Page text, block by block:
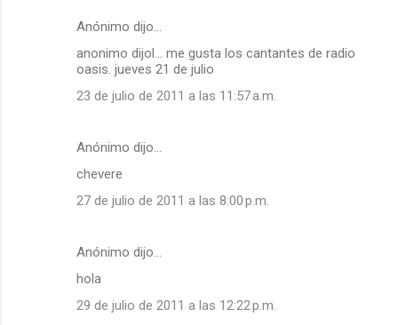
Anónimo dijo…
anonimo dijol... me gusta los cantantes de radio
oasis. jueves 21 de julio
23 de julio de 2011 a las 11:57 a.m.
Anónimo dijo…
chevere
27 de julio de 2011 a las 8:00 p.m.
Anónimo dijo…
hola
29 de julio de 2011 a las 12:22 p.m.